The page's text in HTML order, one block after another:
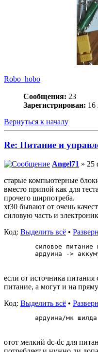
Robo_hobo
Сообщения: 23
Зарегистрирован: 16
Вернуться к началу
Re: Питание и
Angel71 » 25
старые компьютерные
вместо припой как для
прочего ширпотреба.
xt30 бывают от очень
силовую часть и
Код: Выделить всё •
силовое питание
ардуина ->
если от источника
питание, а могут и на
Код: Выделить всё •
ардуина/мк шилда
отот мелкий dc-dc для